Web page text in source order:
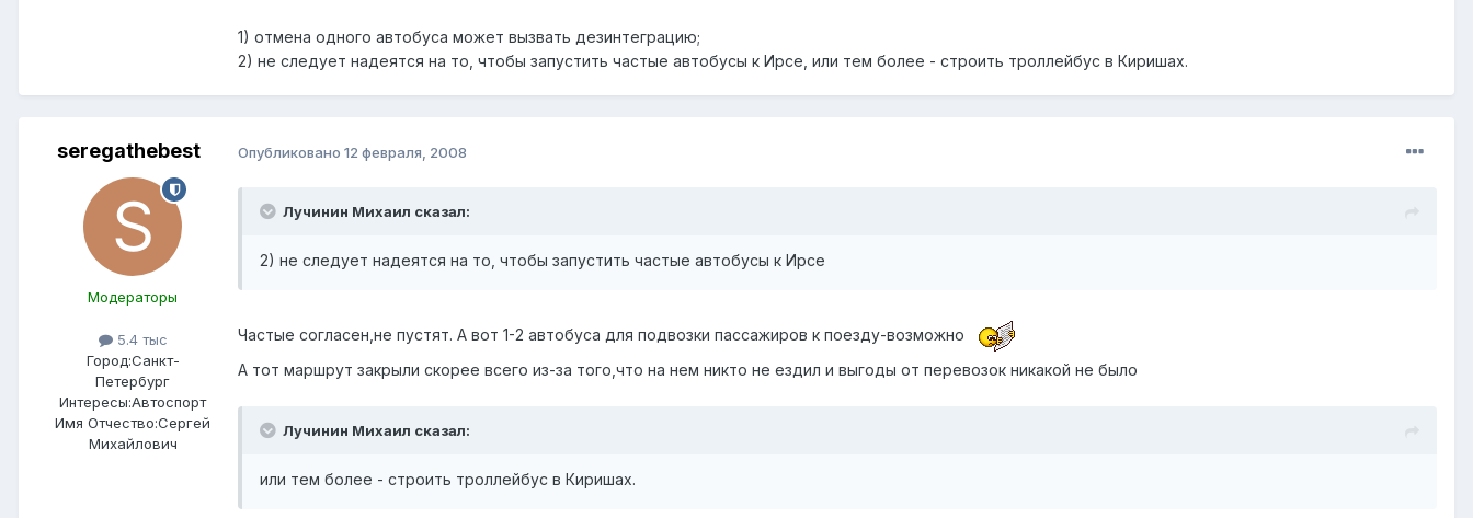
1) отмена одного автобуса может вызвать дезинтеграцию;
2) не следует надеятся на то, чтобы запустить частые автобусы к Ирсе, или тем более - строить троллейбус в Киришах.
seregathebest
Модераторы
5.4 тыс
Город:Санкт-
Петербург
Интересы:Автоспорт
Имя Отчество:Сергей
Михайлович
Опубликовано 12 февраля, 2008
Лучинин Михаил сказал:
2) не следует надеятся на то, чтобы запустить частые автобусы к Ирсе
Частые согласен,не пустят. А вот 1-2 автобуса для подвозки пассажиров к поезду-возможно
А тот маршрут закрыли скорее всего из-за того,что на нем никто не ездил и выгоды от перевозок никакой не было
Лучинин Михаил сказал:
или тем более - строить троллейбус в Киришах.